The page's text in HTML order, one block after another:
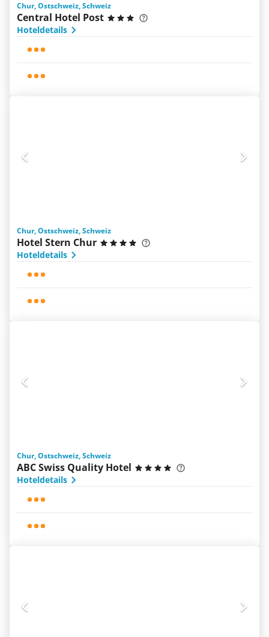
Chur, Ostschweiz, Schweiz
Central Hotel Post
Hoteldetails
Chur, Ostschweiz, Schweiz
Hotel Stern Chur
Hoteldetails
Chur, Ostschweiz, Schweiz
ABC Swiss Quality Hotel
Hoteldetails